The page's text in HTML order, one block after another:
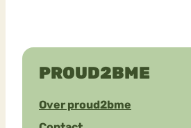
PROUD2BME
Over proud2bme